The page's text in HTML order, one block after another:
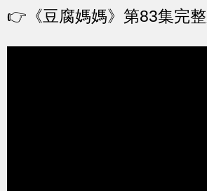
👉《豆腐媽媽》第83集完